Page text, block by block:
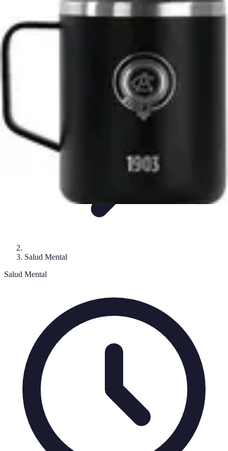
Estilo de VidaNutriciónInmunidadSalud Inmunológica
Salud Mental
Salud Mental